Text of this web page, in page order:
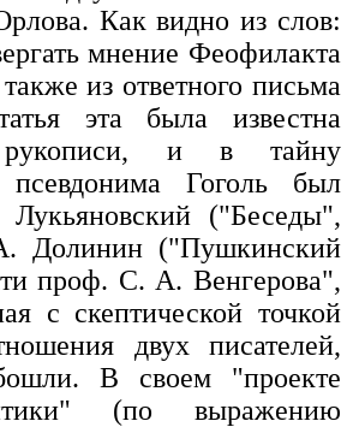
Как видно из слов:
мнение Феофилакта
из ответного письма
эта была известна
и в тайну
псевдонима Гоголь был
("Беседы",
Долинин ("Пушкинский
проф. С. А. Венгерова",
с скептической точкой
двух писателей,
В своем "проекте
(по выражению